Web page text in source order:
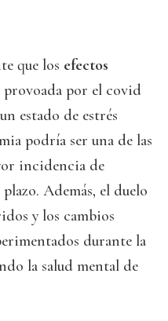
que los efectos
provoada por el covid
estado de estrés
podría ser una de las
incidencia de
Además, el duelo
y los cambios
durante la
la salud mental de